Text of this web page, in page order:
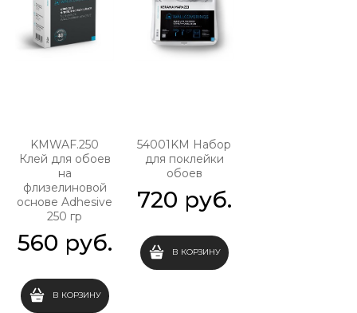
KMWAF.250
Клей для обоев
на
флизелиновой
основе Adhesive
250 гр
560 руб.
В КОРЗИНУ
54001KM Набор
для поклейки
обоев
720 руб.
В КОРЗИНУ